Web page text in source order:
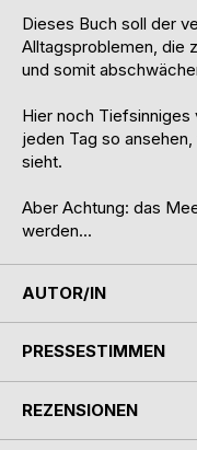
Dieses Buch soll der
Alltagsproblemen, die
und somit
Hier noch
jeden Tag so
sieht.
Aber Achtung: das
werden...
AUTOR/IN
PRESSESTIMMEN
REZENSIONEN